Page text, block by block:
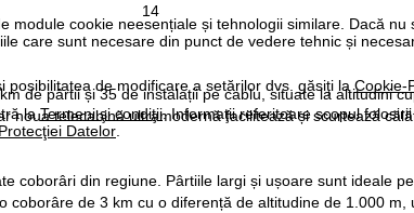
module cookie neesențiale și tehnologii similare. Dacă nu
care sunt necesare din punct de vedere tehnic și
posibilitatea de modificare a setărilor dvs. găsiţi laCookie-
laTermeni şi condiţii. Informaţii referitoare scopul
Protecţiei Datelor
14
de pârtii și 35 de instalații pe cablu, situate la altitudini
noua telecabină ultramodernă facilitează și scurtează
coborâri din regiune. Pârtiile largi și ușoare sunt ideale
coborâre de 3 km cu o diferență de altitudine de 1.000